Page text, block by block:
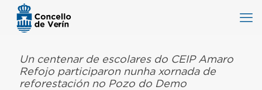
Un centenar de escolares do CEIP Amaro
Refojo participaron nunha xornada de
reforestación no Pozo do Demo